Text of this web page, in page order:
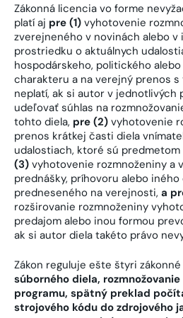
Zákonná licencia vo forme
platí aj pre (1) vyhotovenie
zverejneného v novinách alebo
prostriedku o aktuálnych
hospodárskeho, politického
charakteru a na verejný prenos
neplatí, ak si autor v jednotlivých
udeľovať súhlas na
tohto diela, pre (2) vyhotovenie
prenos krátkej časti diela
udalostiach, ktoré sú predmetom
(3) vyhotovenie rozmnoženiny a
prednášky, príhovoru alebo
predneseného na verejnosti, a
rozširovanie rozmnoženiny
predajom alebo inou formou
ak si autor diela takéto právo
Zákon reguluje ešte štyri
súborného diela,
programu, spätný preklad
strojového kódu do zdrojového